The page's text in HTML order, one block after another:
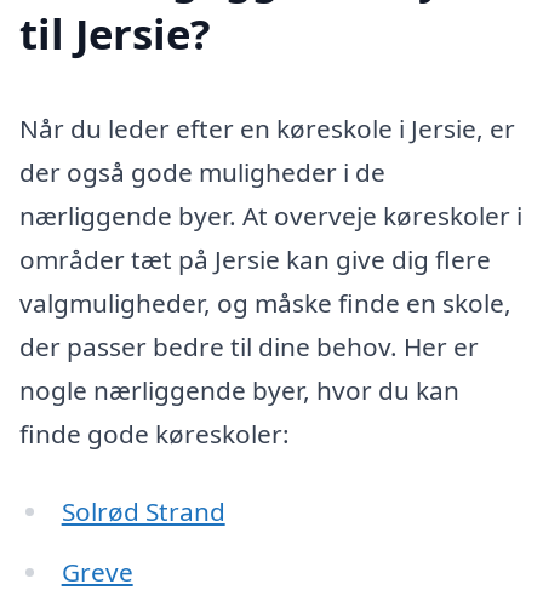
til Jersie?
Når du leder efter en køreskole i Jersie, er
der også gode muligheder i de
nærliggende byer. At overveje køreskoler i
områder tæt på Jersie kan give dig flere
valgmuligheder, og måske finde en skole,
der passer bedre til dine behov. Her er
nogle nærliggende byer, hvor du kan
finde gode køreskoler:
Solrød Strand
Greve